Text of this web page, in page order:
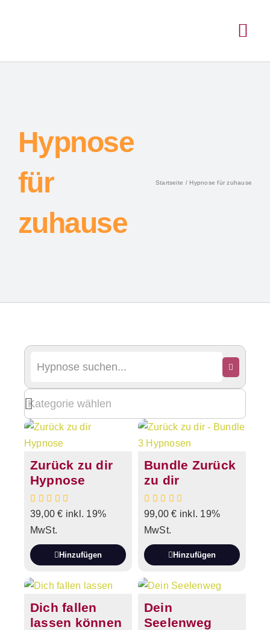
Hypnose
für
zuhause
Startseite Hypnose für zuhause
Zurück zu dir
Hypnose
39,00€ inkl. 19%
MwSt.
Hinzufügen
Bundle Zurück
zu dir
99,00€ inkl. 19%
MwSt.
Hinzufügen
Dich fallen
lassen können
Dein
Seelenweg